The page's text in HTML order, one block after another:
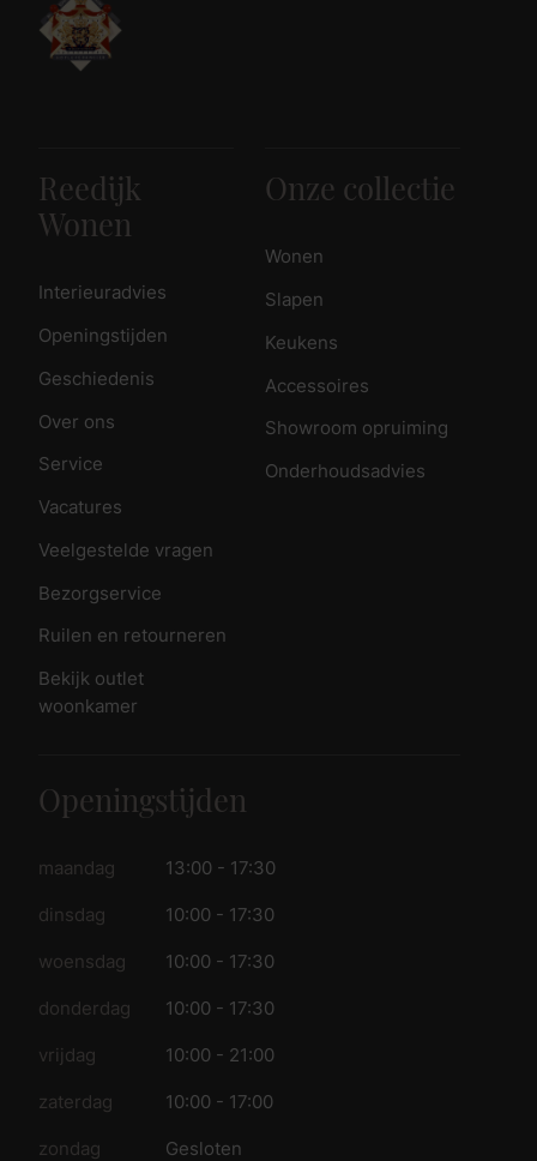
Reedijk
Wonen
Interieuradvies
Openingstijden
Geschiedenis
Over ons
Service
Vacatures
Veelgestelde vragen
Bezorgservice
Ruilen en retourneren
Bekijk outlet
woonkamer
Onze collectie
Wonen
Slapen
Keukens
Accessoires
Showroom opruiming
Onderhoudsadvies
Openingstijden
maandag 13:00 - 17:30
dinsdag 10:00 - 17:30
woensdag 10:00 - 17:30
donderdag 10:00 - 17:30
vrijdag 10:00 - 21:00
zaterdag 10:00 - 17:00
zondag Gesloten